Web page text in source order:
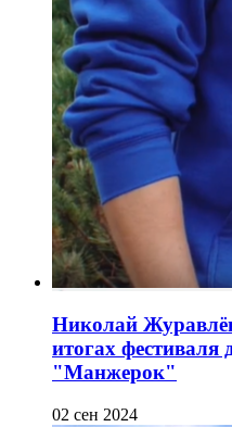
Николай
итогах
"Манжерок"
02 сен 2024